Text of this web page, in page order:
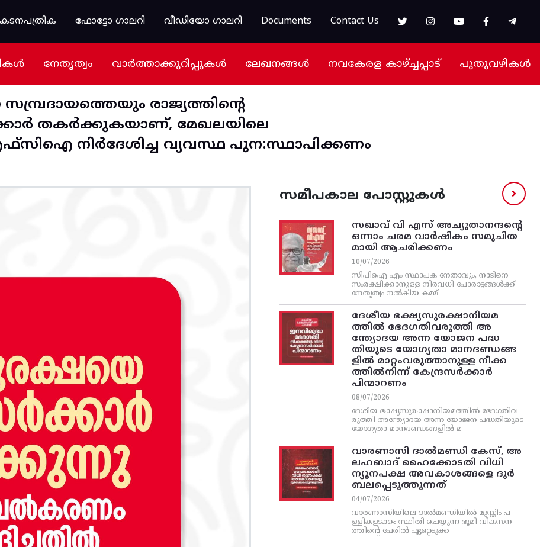
ഫോട്ടോ ഗാലറി വീഡിയോ ഗാലറി Documents Contact Us
നേതൃത്വം വാർത്താക്കുറിപ്പുകൾ ലേഖനങ്ങൾ നവകേരള കാഴ്ച്ചപ്പാട് പുതുവഴികൾ
രാജ്യത്തിന്റെ
തകർക്കുകയാണ്, മേഖലയിലെ
നിർദേശിച്ച വ്യവസ്ഥ പുന:സ്ഥാപിക്കണം
സമീപകാല പോസ്റ്റുകൾ
സഖാവ് വി എസ്‌ അച്യുതാനന്ദന്റെ
ഒന്നാം ചരമ വാര്‍ഷികം സമുചിത
മായി ആചരിക്കണം
10/07/2026
സിപിഐ എം സ്ഥാപക നേതാവും, നാടിനെ
സംരക്ഷിക്കാനുള്ള നിരവധി പോരാട്ടങ്ങള്‍ക്ക്‌
നേതൃത്വം നല്‍കിയ കമ്മ്
ദേശീയ ഭക്ഷ്യസുരക്ഷാനിയമ
ത്തിൽ ഭേദഗതിവരുത്തി അ
ന്ത്യോദയ അന്ന യോജന പദ്ധ
തിയുടെ യോഗ്യതാ മാനദണ്ഡങ്ങ
ളിൽ മാറ്റംവരുത്താനുള്ള നീക്ക
ത്തിൽനിന്ന്‌ കേന്ദ്രസർക്കാർ
പിന്മാറണം
08/07/2026
ദേശീയ ഭക്ഷ്യസുരക്ഷാനിയമത്തിൽ ഭേദഗതിവ
രുത്തി അന്ത്യോദയ അന്ന യോജന പദ്ധതിയുടെ
യോഗ്യതാ മാനദണ്ഡങ്ങളിൽ മ
വാരണാസി ദാൽമണ്ഡി കേസ്, അ
ലഹബാദ് ഹൈക്കോടതി വിധി
ന്യൂനപക്ഷ അവകാശങ്ങളെ ദുർ
ബലപ്പെടുത്തുന്നത്
04/07/2026
വാരണാസിയിലെ ദാൽമണ്ഡിയിൽ മുസ്ലിം പ
ള്ളികളടക്കം സ്ഥിതി ചെയ്യുന്ന ഭൂമി വികസന
ത്തിന്റെ പേരിൽ ഏറ്റെടുക്ക